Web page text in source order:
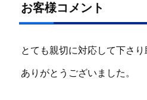
お客様コメント
とても親切に対応して下さり
ありがとうございました。